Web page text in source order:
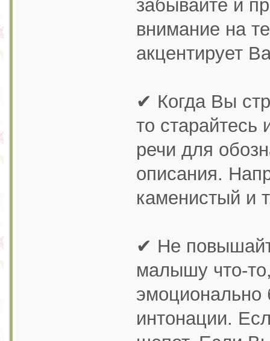
забывайте и
внимание на
акцентирует
✔ Когда Вы
то старайтесь
речи для
описания.
каменистый и
✔ Не
малышу что-
эмоционально
интонации.